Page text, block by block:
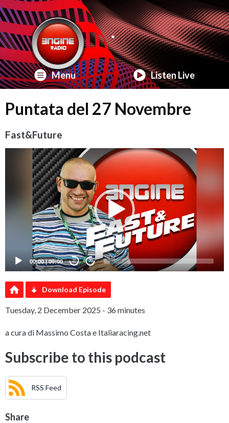
Menu Listen Live
Puntata del 27 Novembre
Fast&Future
00:00|00:00 20 20
Download Episode
Tuesday, 2 December 2025 - 36 minutes
a cura di Massimo Costa e Italiaracing.net
Subscribe to this podcast
RSS Feed
Share